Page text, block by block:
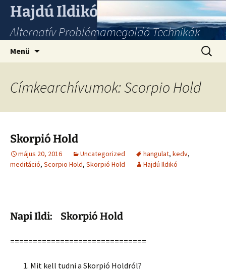
Hajdú Ildikó
Alternatív Problémamegoldó Technikák
Menü
Címkearchívumok: Scorpio Hold
Skorpió Hold
május 20, 2016 Uncategorized hangulat, kedv,
meditáció, Scorpio Hold, Skorpió Hold Hajdú Ildikó
Napi Ildi: Skorpió Hold
==============================
Mit kell tudni a Skorpió Holdról?